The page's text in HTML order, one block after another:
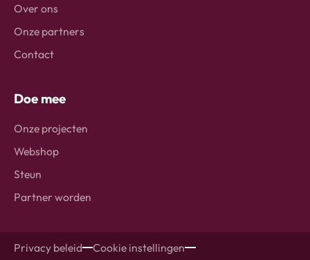
Over ons
Onze partners
Contact
Doe mee
Onze projecten
Webshop
Steun
Partner worden
Privacy beleid
Cookie instellingen